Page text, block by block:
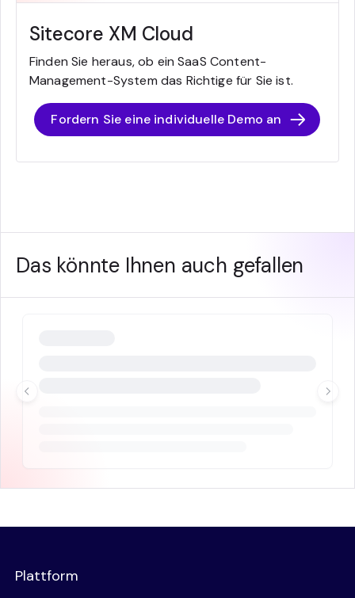
Sitecore XM Cloud
Finden Sie heraus, ob ein SaaS Content-
Management-System das Richtige für Sie ist.
Fordern Sie eine individuelle Demo an
Das könnte Ihnen auch gefallen
Plattform